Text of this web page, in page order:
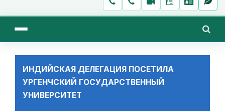
ИНДИЙСКАЯ ДЕЛЕГАЦИЯ ПОСЕТИЛА
УРГЕНЧСКИЙ ГОСУДАРСТВЕННЫЙ
УНИВЕРСИТЕТ